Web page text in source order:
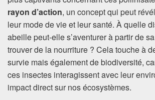
rayon d’action, un concept qui peut
leur mode de vie et leur santé. À quelle
abeille peut-elle s’aventurer à partir de
trouver de la nourriture ? Cela touche à
survie mais également de biodiversité,
ces insectes interagissent avec leur
impact direct sur nos écosystèmes.